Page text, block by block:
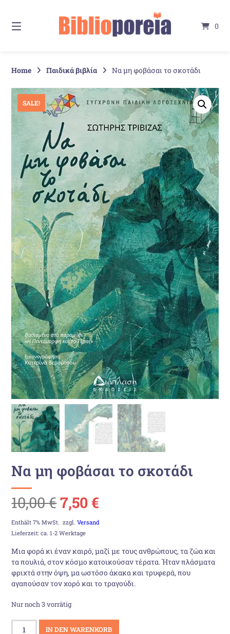
Inhalt
0
Home Παιδικά βιβλία Να μη φοβάσαι το σκοτάδι
SALE!
Να μη φοβάσαι το σκοτάδι
10,00€Ursprünglicher
Preis
war:
10,00 €
7,50€
Preis
ist:
7,50 €.
Enthält 7% MwSt. zzgl.Versand
Lieferzeit: ca. 1-2 Werktage
Μια φορά κι έναν καιρό, µαζί µε τους ανθρώπους, τα ζώα και
τα πουλιά, στον κόσµο κατοικούσαν τέρατα. Ήταν πλάσµατα
φριχτά στην όψη, µα ωστόσο άκακα και τρυφερά, που
αγαπούσαν τον χορό και το τραγούδι.
Nur noch 3 vorrätig
Να
IN DEN WARENKORB